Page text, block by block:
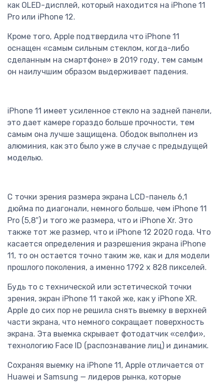
как OLED-дисплей, который находится на iPhone 11
Pro или iPhone 12.
Кроме того, Apple подтвердила что iPhone 11
оснащен «самым сильным стеклом, когда-либо
сделанным на смартфоне» в 2019 году, тем самым
он наилучшим образом выдерживает падения.
iPhone 11 имеет усиленное стекло на задней панели,
это дает камере гораздо больше прочности, тем
самым она лучше защищена. Ободок выполнен из
алюминия, как это было уже в случае с предыдущей
моделью.
С точки зрения размера экрана LCD-панель 6,1
дюйма по диагонали, немного больше, чем iPhone 11
Pro (5,8″) и того же размера, что и iPhone Xr. Это
также тот же размер, что и iPhone 12 2020 года. Что
касается определения и разрешения экрана iPhone
11, то он остается точно таким же, как и для модели
прошлого поколения, а именно 1792 x 828 пикселей.
Будь то с технической или эстетической точки
зрения, экран iPhone 11 такой же, как у iPhone XR.
Apple до сих пор не решила снять выемку в верхней
части экрана, что немного сокращает поверхность
экрана. Эта выемка скрывает фотодатчик «селфи»,
технологию Face ID (распознавание лиц) и динамик.
Сохраняя выемку на iPhone 11, Apple отличается от
Huawei и Samsung — лидеров рынка, которые